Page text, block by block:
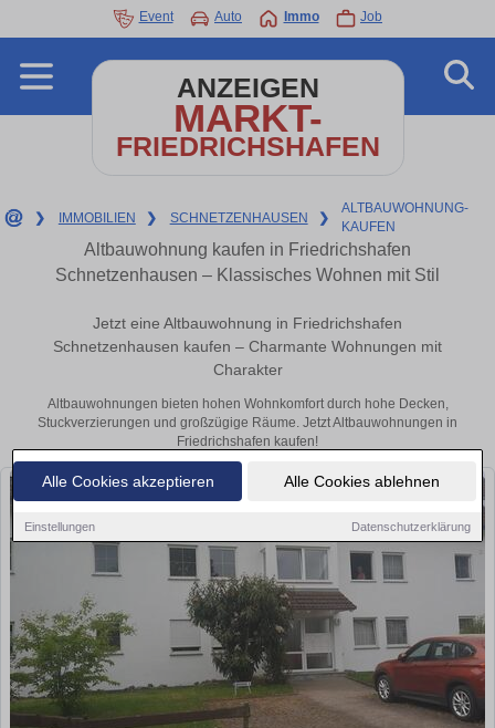
Alle Cookies akzeptieren Alle Cookies ablehnen
Einstellungen Datenschutzerklärung
Event Auto Immo Job
ANZEIGEN
MARKT-
FRIEDRICHSHAFEN
❯ IMMOBILIEN ❯ SCHNETZENHAUSEN ❯
ALTBAUWOHNUNG-
KAUFEN
Altbauwohnung kaufen in Friedrichshafen
Schnetzenhausen – Klassisches Wohnen mit Stil
Jetzt eine Altbauwohnung in Friedrichshafen
Schnetzenhausen kaufen – Charmante Wohnungen mit
Charakter
Altbauwohnungen bieten hohen Wohnkomfort durch hohe Decken,
Stuckverzierungen und großzügige Räume. Jetzt Altbauwohnungen in
Friedrichshafen kaufen!